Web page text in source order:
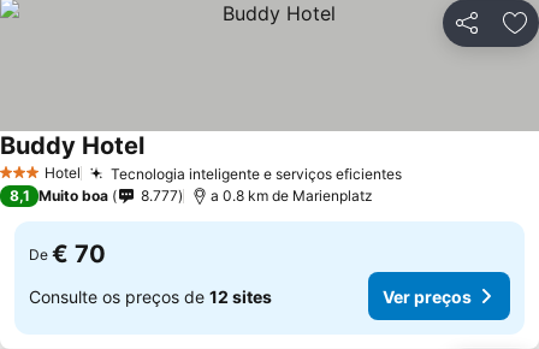
Partilhar
3 EstrelasHotel Tecnologia inteligente e serviços eficientes
Buddy Hotel
8,1 Muito boa 8.777 a 0.8 km de Marienplatz
De € 70
Consulte os preços de 12 sites Ver preços